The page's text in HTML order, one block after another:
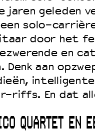
jaren geleden
solo-
door het
en
Denk aan
riffs. En dat
QUARTET EN